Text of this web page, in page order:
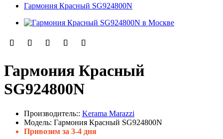
Гармония Красный SG924800N
Гармония Красный
SG924800N
Производитель:: Kerama Marazzi
Модель: Гармония Красный SG924800N
Привозим за 3-4 дня